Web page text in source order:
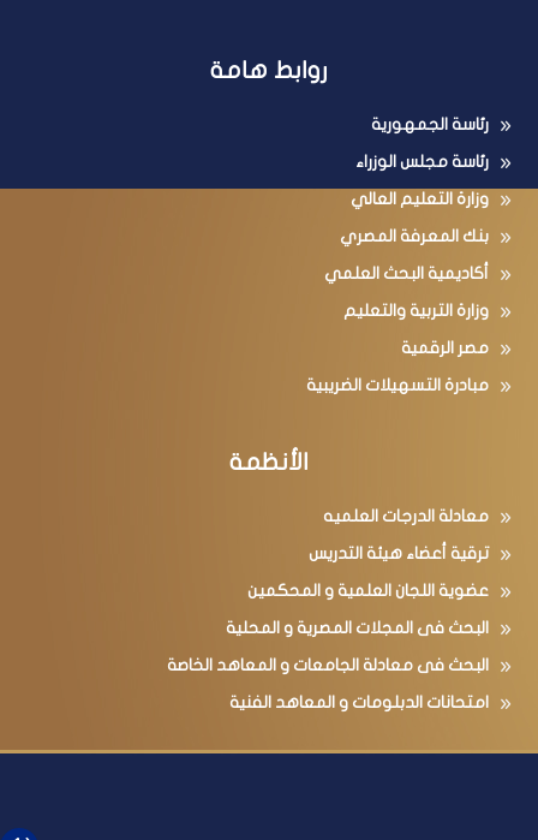
روابط هامة
رئاسة الجمهورية
رئاسة مجلس الوزراء
وزارة التعليم العالي
بنك المعرفة المصري
أكاديمية البحث العلمي
وزارة التربية والتعليم
مصر الرقمية
مبادرة التسهيلات الضريبية
الأنظمة
معادلة الدرجات العلميه
ترقية أعضاء هيئة التدريس
عضوية اللجان العلمية و المحكمين
البحث فى المجلات المصرية و المحلية
البحث فى معادلة الجامعات و المعاهد الخاصة
امتحانات الدبلومات و المعاهد الفنية